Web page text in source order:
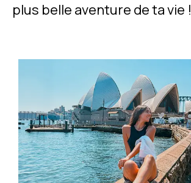
plus belle aventure de ta vie !